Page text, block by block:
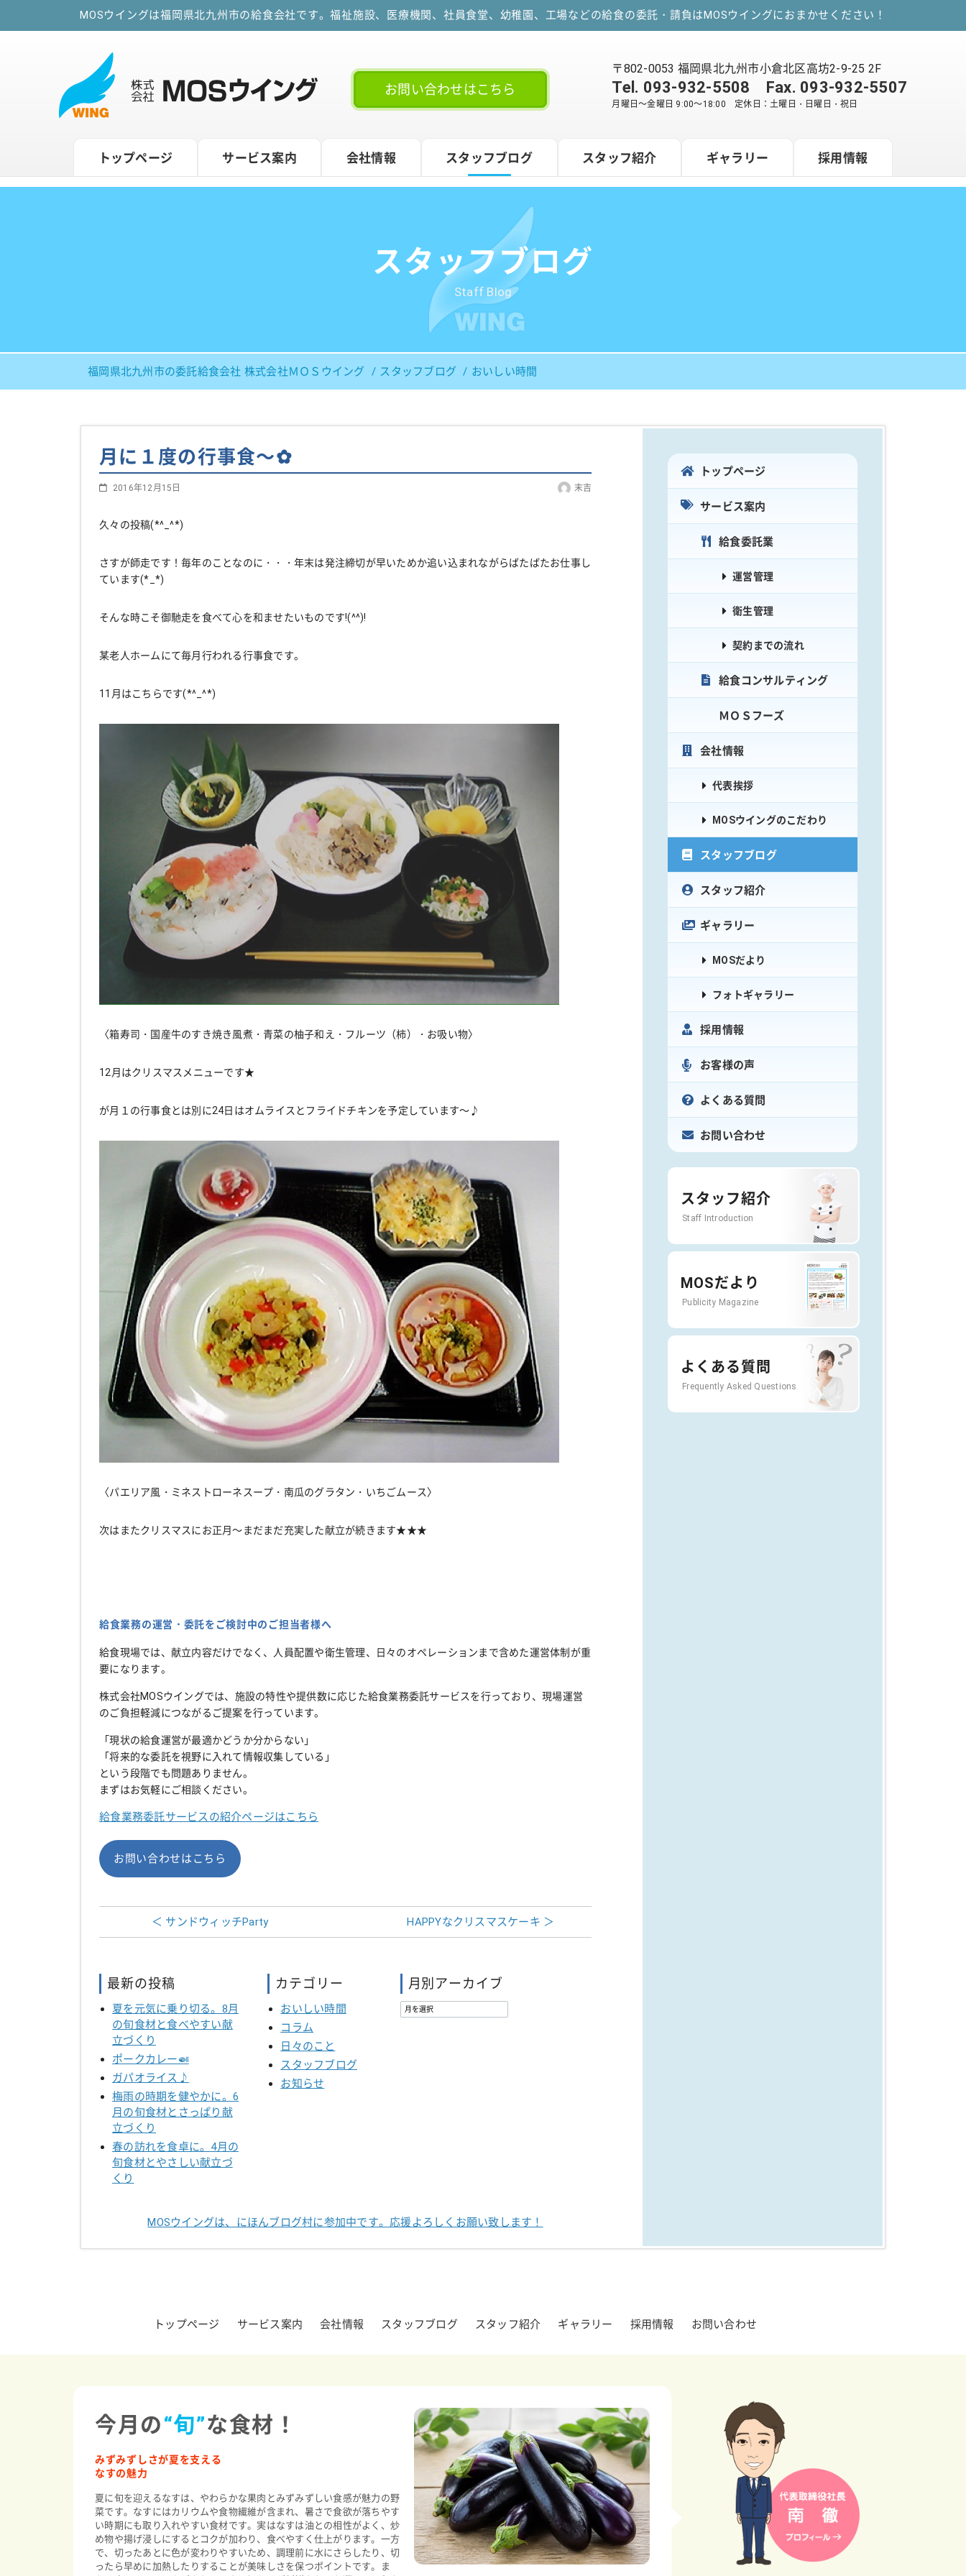
MOSウイングは福岡県北九州市の給食会社です。福祉施設、医療機関、社員食堂、幼稚園、工場などの給食の委託・請負はMOSウイングにおまかせください！
お問い合わせはこちら
〒802-0053 福岡県北九州市小倉北区高坊2-9-25 2F
Tel. 093-932-5508 Fax. 093-932-5507
月曜日～金曜日 9:00～18:00 定休日：土曜日・日曜日・祝日
トップページ サービス案内 会社情報 スタッフブログ スタッフ紹介 ギャラリー 採用情報
スタッフブログ
Staff Blog
福岡県北九州市の委託給食会社 株式会社ＭＯＳウイング スタッフブログ おいしい時間
月に１度の行事食～✿
2016年12月15日 末吉
久々の投稿(*^_^*)
さすが師走です！毎年のことなのに・・・年末は発注締切が早いためか追い込まれながらばたばたお仕事し
ています(*_*)
そんな時こそ御馳走を食べて心を和ませたいものです!(^^)!
某老人ホームにて毎月行われる行事食です。
11月はこちらです(*^_^*)
〈箱寿司・国産牛のすき焼き風煮・青菜の柚子和え・フルーツ（柿）・お吸い物〉
12月はクリスマスメニューです★
が月１の行事食とは別に24日はオムライスとフライドチキンを予定しています～♪
〈パエリア風・ミネストローネスープ・南瓜のグラタン・いちごムース〉
次はまたクリスマスにお正月～まだまだ充実した献立が続きます★★★
給食業務の運営・委託をご検討中のご担当者様へ
給食現場では、献立内容だけでなく、人員配置や衛生管理、日々のオペレーションまで含めた運営体制が重
要になります。
株式会社MOSウイングでは、施設の特性や提供数に応じた給食業務委託サービスを行っており、現場運営
のご負担軽減につながるご提案を行っています。
「現状の給食運営が最適かどうか分からない」
「将来的な委託を視野に入れて情報収集している」
という段階でも問題ありません。
まずはお気軽にご相談ください。
給食業務委託サービスの紹介ページはこちら
お問い合わせはこちら
HAPPYなクリスマスケーキ ＞
＜ サンドウィッチParty
最新の投稿
夏を元気に乗り切る。8月
の旬食材と食べやすい献
立づくり
ポークカレー🍛
ガパオライス♪
梅雨の時期を健やかに。6
月の旬食材とさっぱり献
立づくり
春の訪れを食卓に。4月の
旬食材とやさしい献立づ
くり
カテゴリー
おいしい時間
コラム
日々のこと
スタッフブログ
お知らせ
月別アーカイブ
MOSウイングは、にほんブログ村に参加中です。 応援よろしくお願い致します！
トップページ
サービス案内
給食委託業
運営管理
衛生管理
契約までの流れ
給食コンサルティング
ＭＯＳフーズ
会社情報
代表挨拶
MOSウイングのこだわり
スタッフブログ
スタッフ紹介
ギャラリー
MOSだより
フォトギャラリー
採用情報
お客様の声
よくある質問
お問い合わせ
スタッフ紹介
Staff Introduction
MOSだより
Publicity Magazine
よくある質問
Frequently Asked Questions
トップページ サービス案内 会社情報 スタッフブログ スタッフ紹介 ギャラリー 採用情報 お問い合わせ
今月の“旬”な食材！
みずみずしさが夏を支える
なすの魅力
夏に旬を迎えるなすは、やわらかな果肉とみずみずしい食感が魅力の野
菜です。なすにはカリウムや食物繊維が含まれ、暑さで食欲が落ちやす
い時期にも取り入れやすい食材です。実はなすは油との相性がよく、炒
め物や揚げ浸しにするとコクが加わり、食べやすく仕上がります。一方
で、切ったあとに色が変わりやすいため、調理前に水にさらしたり、切
ったら早めに加熱したりすることが美味しさを保つポイントです。ま